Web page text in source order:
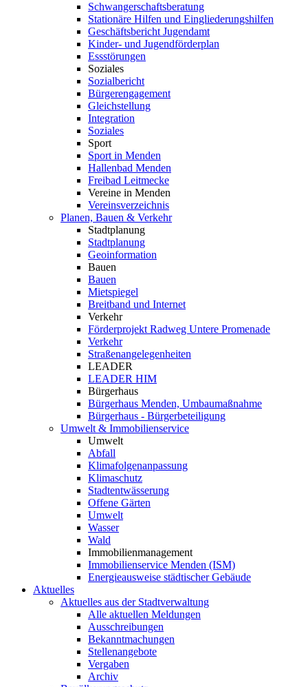
Schwangerschaftsberatung
Stationäre Hilfen und Eingliederungshilfen
Geschäftsbericht Jugendamt
Kinder- und Jugendförderplan
Essstörungen
Soziales
Sozialbericht
Bürgerengagement
Gleichstellung
Integration
Soziales
Sport
Sport in Menden
Hallenbad Menden
Freibad Leitmecke
Vereine in Menden
Vereinsverzeichnis
Planen, Bauen & Verkehr
Stadtplanung
Stadtplanung
Geoinformation
Bauen
Bauen
Mietspiegel
Breitband und Internet
Verkehr
Förderprojekt Radweg Untere Promenade
Verkehr
Straßenangelegenheiten
LEADER
LEADER HIM
Bürgerhaus
Bürgerhaus Menden, Umbaumaßnahme
Bürgerhaus - Bürgerbeteiligung
Umwelt & Immobilienservice
Umwelt
Abfall
Klimafolgenanpassung
Klimaschutz
Stadtentwässerung
Offene Gärten
Umwelt
Wasser
Wald
Immobilienmanagement
Immobilienservice Menden (ISM)
Energieausweise städtischer Gebäude
Aktuelles
Aktuelles aus der Stadtverwaltung
Alle aktuellen Meldungen
Ausschreibungen
Bekanntmachungen
Stellenangebote
Vergaben
Archiv